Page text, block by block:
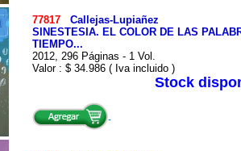
77817 Callejas-Lupiañez
SINESTESIA. EL COLOR DE LAS
TIEMPO...
2012, 296 Páginas - 1 Vol.
Valor : $ 34.986 ( Iva incluido )
Stock